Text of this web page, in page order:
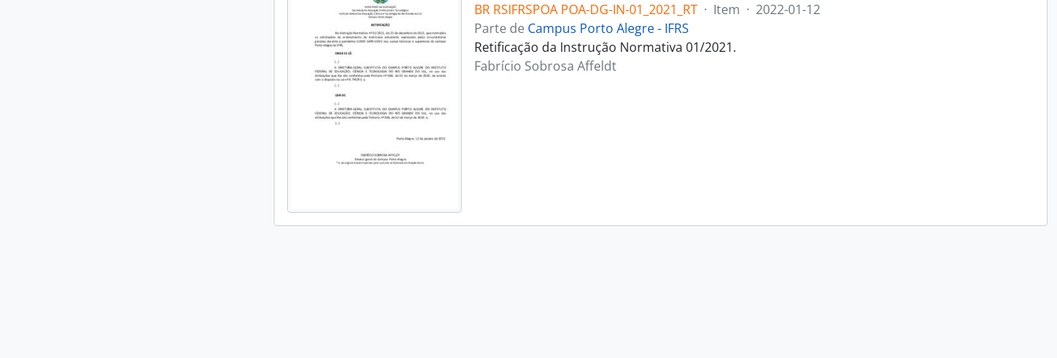
BR RSIFRSPOA POA-DG-IN-01_2021_RT · Item · 2022-01-12
Parte de Campus Porto Alegre - IFRS
Retificação da Instrução Normativa 01/2021.
Fabrício Sobrosa Affeldt